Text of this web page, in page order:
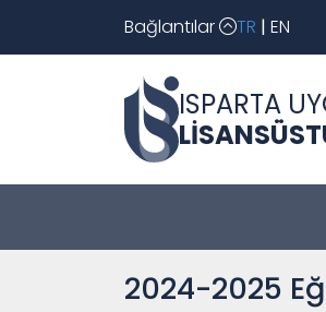
Bağlantılar TR | EN
ISPARTA
2024-2025